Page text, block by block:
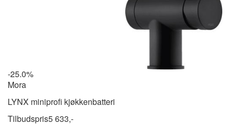
-25.0%
Mora
LYNX miniprofi kjøkkenbatteri
Tilbudspris5 633,-